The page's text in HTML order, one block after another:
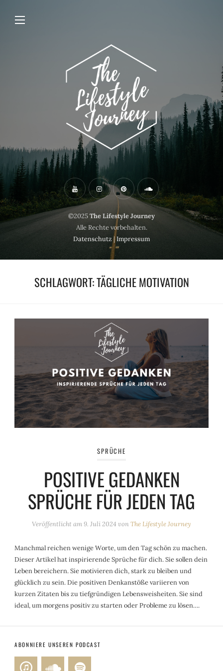
©2025The Lifestyle Journey
Alle Rechte vorbehalten.
Datenschutz|Impressum
SCHLAGWORT:TÄGLICHE MOTIVATION
SPRÜCHE
POSITIVE GEDANKEN
SPRÜCHE FÜR JEDEN TAG
Veröffentlicht am 9. Juli 2024 vonThe Lifestyle Journey
Manchmal reichen wenige Worte, um den Tag schön zu machen.
Dieser Artikel hat inspirierende Sprüche für dich. Sie sollen dein
Leben bereichern. Sie motivieren dich, stark zu bleiben und
glücklich zu sein. Die positiven Denkanstöße variieren von
kurzen Zitaten bis zu tiefgründigen Lebensweisheiten. Sie sind
ideal, um morgens positiv zu starten oder Probleme zu lösen….
ABONNIERE UNSEREN PODCAST